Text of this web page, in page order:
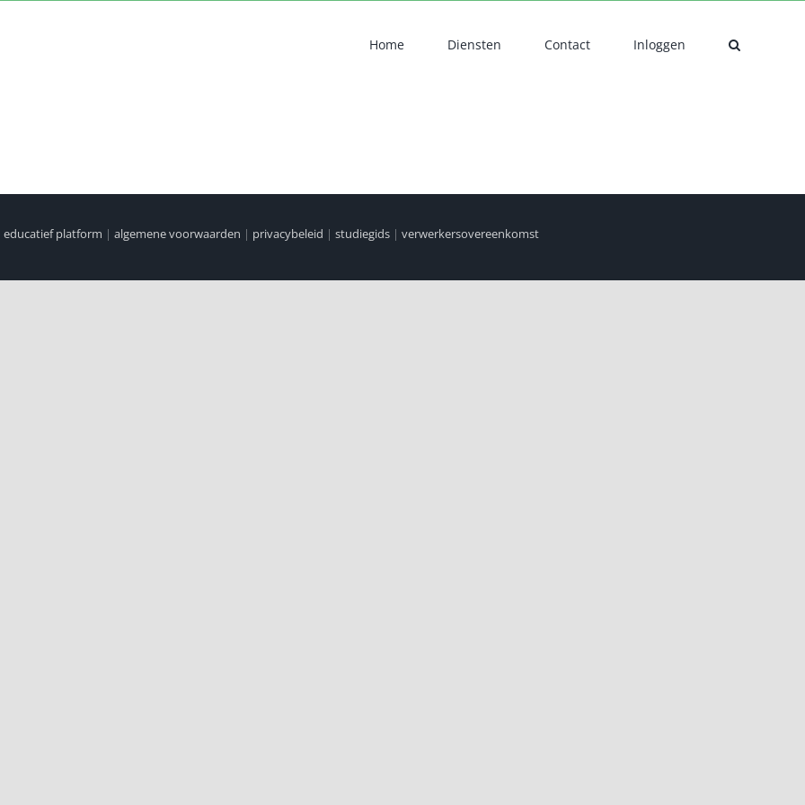
Home Diensten Contact Inloggen
educatief platform | algemene voorwaarden | privacybeleid | studiegids| verwerkersovereenkomst